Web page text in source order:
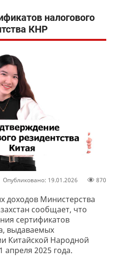
налогового
КНР
Опубликовано: 19.01.2026 870
доходов Министерства
сообщает, что
сертификатов
выдаваемых
Китайской Народной
апреля 2025 года.